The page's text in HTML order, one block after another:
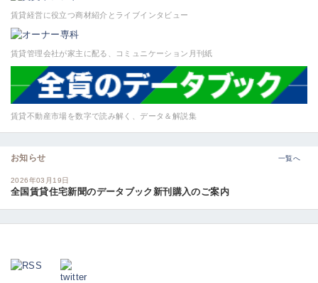
賃貸経営に役立つ商材紹介とライブインタビュー
賃貸管理会社が家主に配る、コミュニケーション月刊紙
賃貸不動産市場を数字で読み解く、データ＆解説集
お知らせ 一覧へ
2026年03月19日
全国賃貸住宅新聞のデータブック新刊購入のご案内